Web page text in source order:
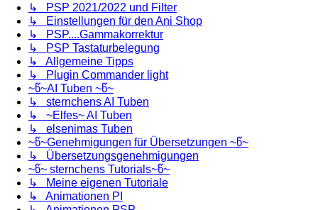
↳ PSP 2021/2022 und Filter
↳ Einstellungen für den Ani Shop
↳ PSP....Gammakorrektur
↳ PSP Tastaturbelegung
↳ Allgemeine Tipps
↳ Plugin Commander light
~წ~AI Tuben ~წ~
↳ sternchens AI Tuben
↳ ~Elfes~ AI Tuben
↳ elsenimas Tuben
~წ~Genehmigungen für Übersetzungen ~წ~
↳ Übersetzungsgenehmigungen
~წ~ sternchens Tutorials~წ~
↳ Meine eigenen Tutoriale
↳ Animationen PI